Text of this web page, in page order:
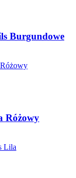
Burgundowe
Różowy